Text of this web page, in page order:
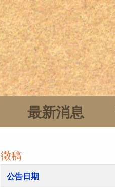
最新消息
徵稿
公告日期